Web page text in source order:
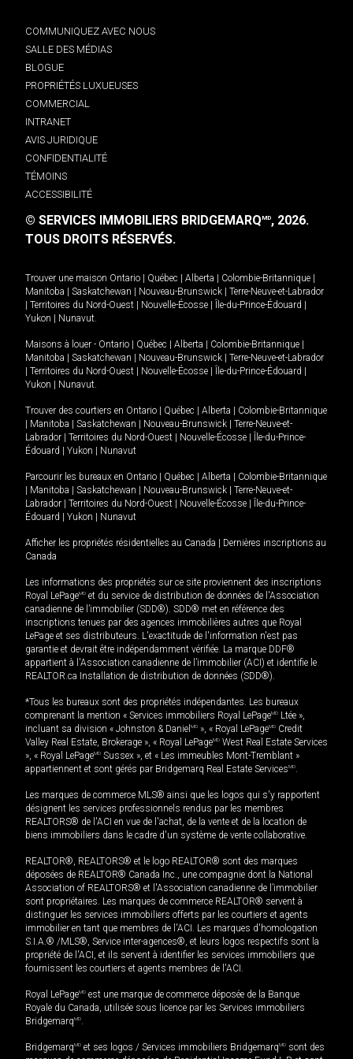
COMMUNIQUEZ AVEC NOUS
SALLE DES MÉDIAS
BLOGUE
PROPRIÉTÉS LUXUEUSES
COMMERCIAL
INTRANET
AVIS JURIDIQUE
CONFIDENTIALITÉ
TÉMOINS
ACCESSIBILITÉ
© SERVICES IMMOBILIERS BRIDGEMARQMD, 2026.
TOUS DROITS RÉSERVÉS.
Trouver une maison Ontario Québec Alberta Colombie-Britannique
Manitoba
Saskatchewan Nouveau-Brunswick
Terre-Neuve-et-Labrador
Territoires du Nord-Ouest Nouvelle-Écosse Île-du-Prince-Édouard
Yukon
Nunavut.
Maisons à louer - Ontario Québec Alberta Colombie-Britannique
Manitoba
Saskatchewan Nouveau-Brunswick
Terre-Neuve-et-Labrador
Territoires du Nord-Ouest Nouvelle-Écosse Île-du-Prince-Édouard
Yukon
Nunavut.
Trouver des courtiers en Ontario Québec Alberta
Colombie-Britannique
Manitoba Saskatchewan Nouveau-Brunswick
Terre-Neuve-et-
Labrador
Territoires du Nord-Ouest Nouvelle-Écosse
Île-du-Prince-
Édouard
Yukon Nunavut
Parcourir les bureaux en Ontario Québec Alberta
Colombie-Britannique
Manitoba Saskatchewan Nouveau-Brunswick
Terre-Neuve-et-
Labrador
Territoires du Nord-Ouest Nouvelle-Écosse
Île-du-Prince-
Édouard
Yukon Nunavut
Afficher les propriétés résidentielles au Canada
Dernières inscriptions au
Canada
Les informations des propriétés sur ce site proviennent des inscriptions
Royal LePageMD et du service de distribution de données de l'Association
canadienne de l’immobilier (SDD®). SDD® met en référence des
inscriptions tenues par des agences immobilières autres que Royal
LePage et ses distributeurs. L'exactitude de l'information n'est pas
garantie et devrait être indépendamment vérifiée. La marque DDF®
appartient à l'Association canadienne de l’immobilier (ACI) et identifie le
REALTOR.ca Installation de distribution de données (SDD®).
*Tous les bureaux sont des propriétés indépendantes. Les bureaux
comprenant la mention « Services immobiliers Royal LePageMD Ltée »,
incluant sa division « Johnston & Daniel MD », « Royal LePageMD Credit
Valley Real Estate, Brokerage », « Royal LePageMD West Real Estate Services
», « Royal LePageMD Sussex », et « Les immeubles Mont-Tremblant »
appartiennent et sont gérés par Bridgemarq Real Estate ServicesMD.
Les marques de commerce MLS® ainsi que les logos qui s'y rapportent
désignent les services professionnels rendus par les membres
REALTORS® de l'ACI en vue de l'achat, de la vente et de la location de
biens immobiliers dans le cadre d'un système de vente collaborative.
REALTOR®, REALTORS® et le logo REALTOR® sont des marques
déposées de REALTOR® Canada Inc., une compagnie dont la National
Association of REALTORS® et l'Association canadienne de l’immobilier
sont propriétaires. Les marques de commerce REALTOR® servent à
distinguer les services immobiliers offerts par les courtiers et agents
immobilier en tant que membres de l'ACI. Les marques d'homologation
S.I.A.® /MLS®, Service inter-agences®, et leurs logos respectifs sont la
propriété de l'ACI, et ils servent à identifier les services immobiliers que
fournissent les courtiers et agents membres de l'ACI.
Royal LePageMD est une marque de commerce déposée de la Banque
Royale du Canada, utilisée sous licence par les Services immobiliers
BridgemarqMD.
BridgemarqMD et ses logos / Services immobiliers BridgemarqMD sont des